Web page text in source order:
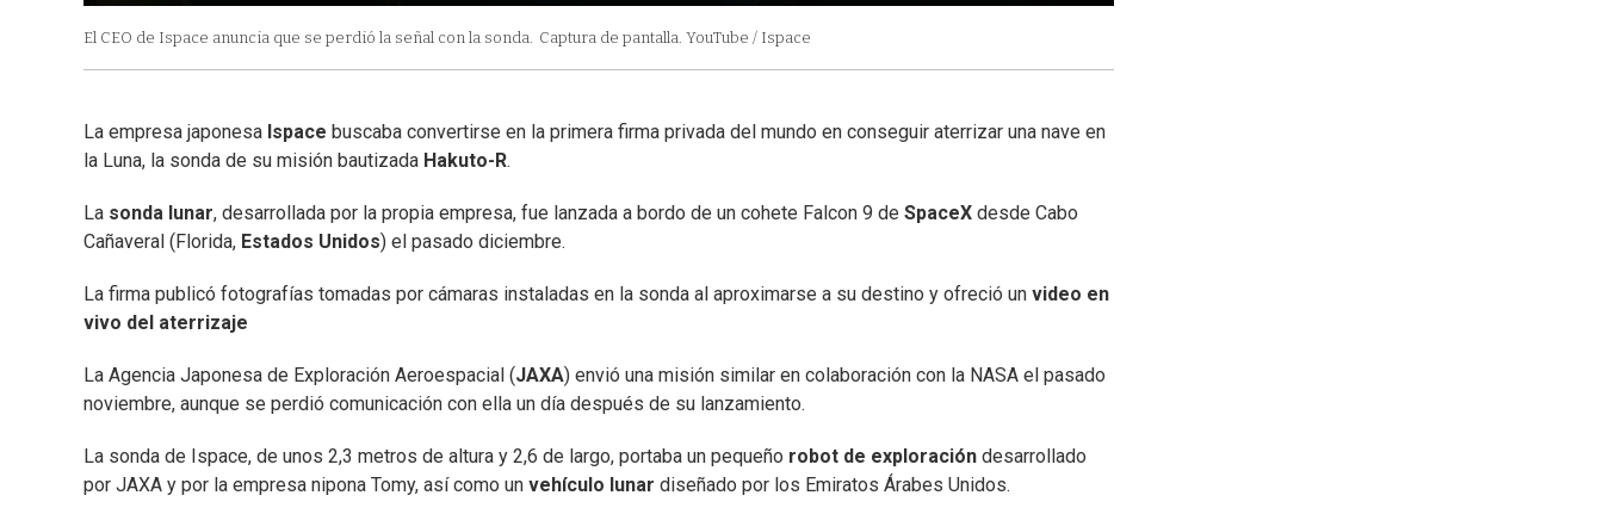
El CEO de Ispace anuncia que se perdió la señal con la sonda. Captura de pantalla. YouTube / Ispace
La empresa japonesa Ispace buscaba convertirse en la primera firma privada del mundo en conseguir aterrizar una nave en
la Luna, la sonda de su misión bautizada Hakuto-R.
La sonda lunar, desarrollada por la propia empresa, fue lanzada a bordo de un cohete Falcon 9 de SpaceX desde Cabo
Cañaveral (Florida, Estados Unidos) el pasado diciembre.
La firma publicó fotografías tomadas por cámaras instaladas en la sonda al aproximarse a su destino y ofreció un video en
vivo del aterrizaje
La Agencia Japonesa de Exploración Aeroespacial (JAXA) envió una misión similar en colaboración con la NASA el pasado
noviembre, aunque se perdió comunicación con ella un día después de su lanzamiento.
La sonda de Ispace, de unos 2,3 metros de altura y 2,6 de largo, portaba un pequeño robot de exploración desarrollado
por JAXA y por la empresa nipona Tomy, así como un vehículo lunar diseñado por los Emiratos Árabes Unidos.